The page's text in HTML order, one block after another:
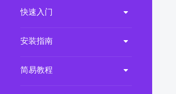
2.0.0 (LTS)
3.1.0 (EOM)
2.0.1 (EOM)
快速入门
安装指南
简易教程